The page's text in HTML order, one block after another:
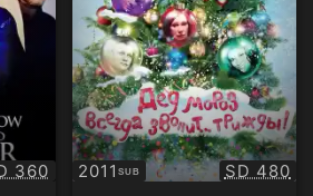
360 2011 SUB
Субтитри SD 480